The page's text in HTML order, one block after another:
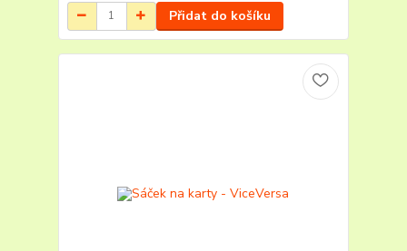
Přidat do košíku